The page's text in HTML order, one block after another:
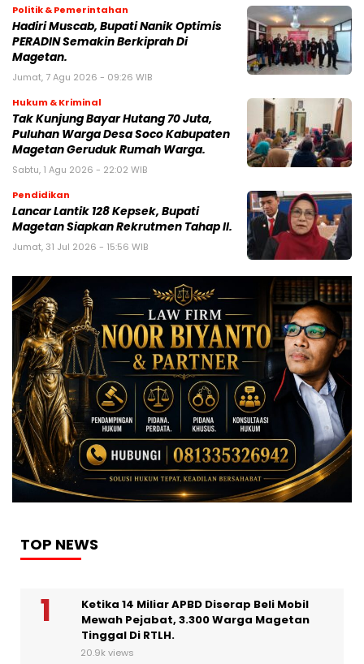
Politik & Pemerintahan
Hadiri Muscab, Bupati Nanik Optimis
PERADIN Semakin Berkiprah Di
Magetan.
Jumat, 7 Agu 2026 - 09:26 WIB
Hukum & Kriminal
Tak Kunjung Bayar Hutang 70 Juta,
Puluhan Warga Desa Soco Kabupaten
Magetan Geruduk Rumah Warga.
Sabtu, 1 Agu 2026 - 22:02 WIB
Pendidikan
Lancar Lantik 128 Kepsek, Bupati
Magetan Siapkan Rekrutmen Tahap II.
Jumat, 31 Jul 2026 - 15:56 WIB
TOP NEWS
Ketika 14 Miliar APBD Diserap Beli Mobil
Mewah Pejabat, 3.300 Warga Magetan
Tinggal Di RTLH.
20.9k views